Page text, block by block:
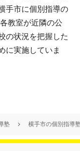
手市に個別指導の
教室が近隣の公
の状況を把握した
に実施していま
塾 横手市の個別指導